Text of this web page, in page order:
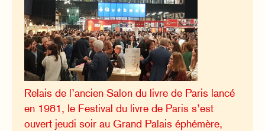
Relais de l’ancien Salon du livre de Paris lancé
en 1981, le Festival du livre de Paris s’est
ouvert jeudi soir au Grand Palais éphémère,